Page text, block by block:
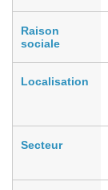
Raison
sociale
Localisation
Secteur